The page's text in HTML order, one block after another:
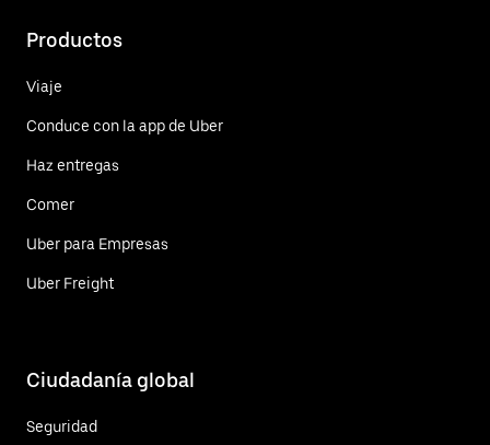
Productos
Viaje
Conduce con la app de Uber
Haz entregas
Comer
Uber para Empresas
Uber Freight
Ciudadanía global
Seguridad